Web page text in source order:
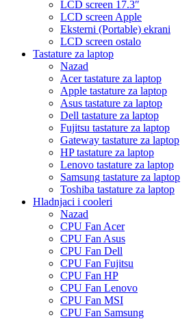
LCD screen 17.3″
LCD screen Apple
Eksterni (Portable) ekrani
LCD screen ostalo
Tastature za laptop
Nazad
Acer tastature za laptop
Apple tastature za laptop
Asus tastature za laptop
Dell tastature za laptop
Fujitsu tastature za laptop
Gateway tastature za laptop
HP tastature za laptop
Lenovo tastature za laptop
Samsung tastature za laptop
Toshiba tastature za laptop
Hladnjaci i cooleri
Nazad
CPU Fan Acer
CPU Fan Asus
CPU Fan Dell
CPU Fan Fujitsu
CPU Fan HP
CPU Fan Lenovo
CPU Fan MSI
CPU Fan Samsung